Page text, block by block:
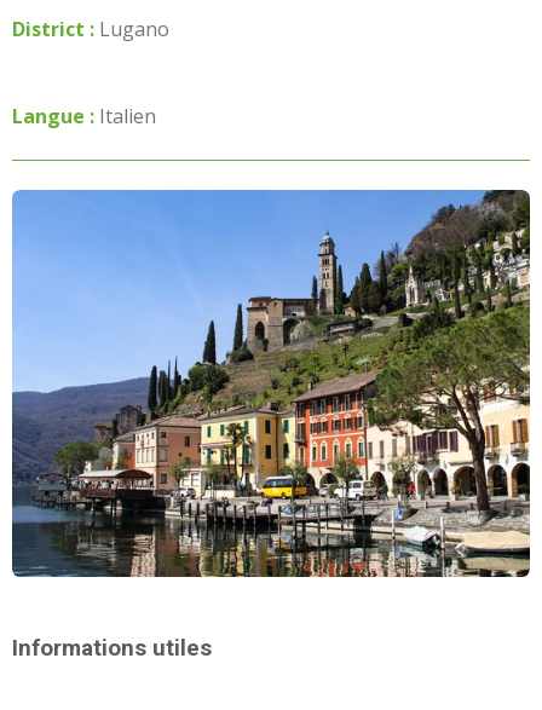
District : Lugano
Langue : Italien
Informations utiles